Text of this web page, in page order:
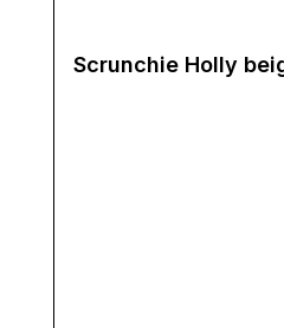
Scrunchie Holly